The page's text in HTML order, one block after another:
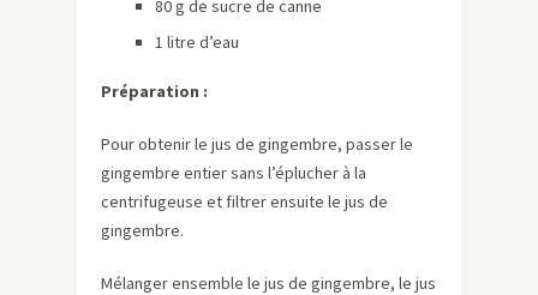
80 g de sucre de canne
1 litre d’eau
Préparation :
Pour obtenir le jus de gingembre, passer le
gingembre entier sans l’éplucher à la
centrifugeuse et filtrer ensuite le jus de
gingembre.
Mélanger ensemble le jus de gingembre, le jus